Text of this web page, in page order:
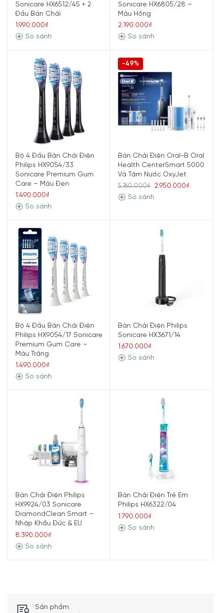
Sonicare HX6512/45 + 2
Đầu Bàn Chải
1.990.000₫
So sánh
Sonicare HX6805/28 –
Màu Hồng
2.190.000₫
So sánh
Bộ 4 Đầu Bàn Chải Điện
Philips HX9054/33
Sonicare Premium Gum
Care – Màu Đen
1.490.000₫
So sánh
-49%
Bàn Chải Điện Oral-B Oral
Health CenterSmart 5000
Và Tăm Nước OxyJet
5.760.000₫
2.950.000₫
So sánh
Bộ 4 Đầu Bàn Chải Điện
Philips HX9054/17 Sonicare
Premium Gum Care –
Màu Trắng
1.490.000₫
So sánh
Bàn Chải Điện Philips
Sonicare HX3671/14
1.670.000₫
So sánh
Bàn Chải Điện Philips
HX9924/03 Sonicare
DiamondClean Smart –
Nhập Khẩu Đức & EU
8.390.000₫
So sánh
Bàn Chải Điện Trẻ Em
Philips HX6322/04
1.790.000₫
So sánh
Sản phẩm